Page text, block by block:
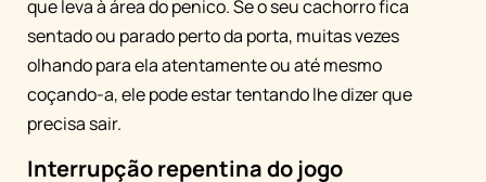
que leva à área do penico. Se o seu cachorro fica
sentado ou parado perto da porta, muitas vezes
olhando para ela atentamente ou até mesmo
coçando-a, ele pode estar tentando lhe dizer que
precisa sair.
Interrupção repentina do jogo